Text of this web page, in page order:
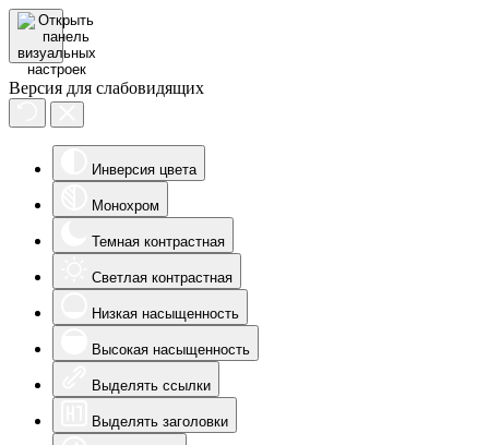
Версия для слабовидящих
Инверсия цвета
Монохром
Темная контрастная
Светлая контрастная
Низкая насыщенность
Высокая насыщенность
Выделять ссылки
Выделять заголовки